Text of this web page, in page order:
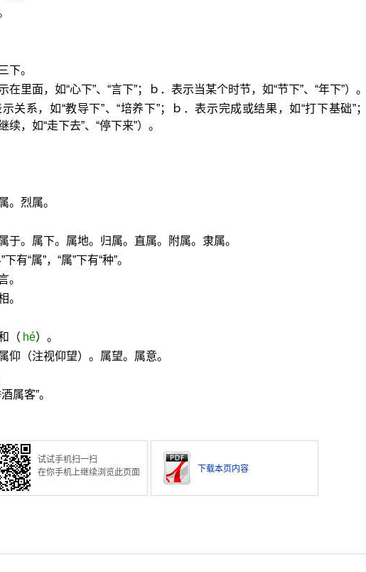
下。
里面，如“心下”、“言下”；ｂ．表示当某个时节，如“节下”、“年下”）。
关系，如“教导下”、“培养下”；ｂ．表示完成或结果，如“打下基础”
续，如“走下去”、“停下来”）。
。烈属。
。属下。属地。归属。直属。附属。隶属。
“属”，“属”下有“种”。
。
。
（ hé）。
（注视仰望）。属望。属意。
属客”。
试试手机扫一扫
在你手机上继续浏览此页面
下载本页内容